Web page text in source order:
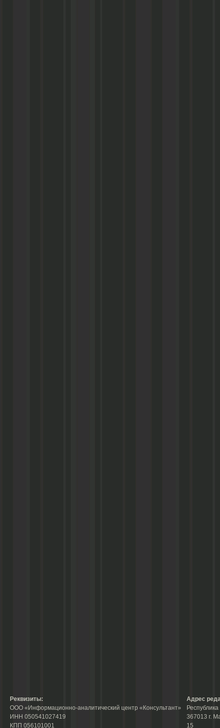
Реквизиты:
ООО «Информационно-аналитический центр «Консультант»
ИНН 050541027419
КПП 056101001
Адрес
367013 г.
15